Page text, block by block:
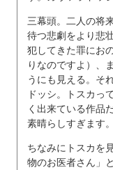
三幕頭。二人の将
待つ悲劇をより悲
犯してきた罪にお
りなのですよ）、
うにも見える。そ
ドッシ。トスカっ
く出来ている作品
素晴らしすぎます。
ちなみにトスカを
物のお医者さん」